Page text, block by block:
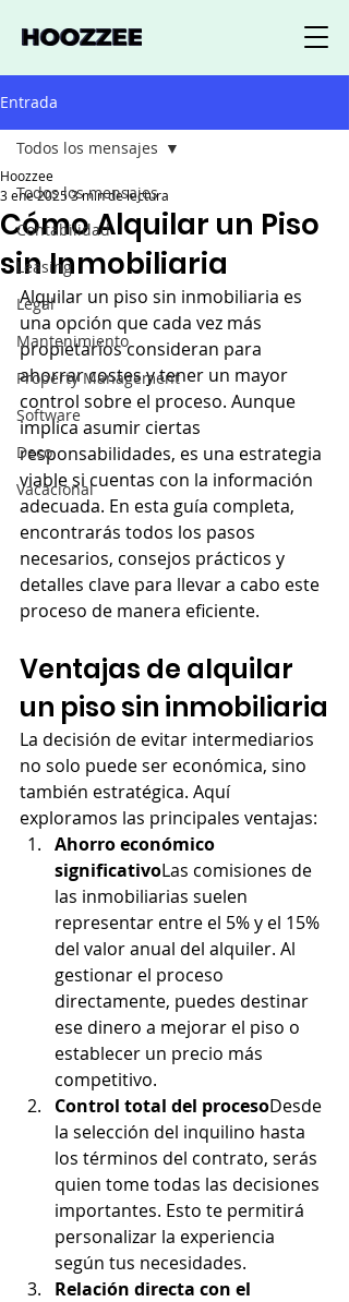
Entrada
Todos los mensajes
Contabilidad
Leasing
Legal
Mantenimiento
Property Management
Software
Deco
Vacacional
Todos los mensajes
Cómo Alquilar un Piso
sin Inmobiliaria
Hoozzee
3 ene 20253 min de lectura
Alquilar un piso sin inmobiliaria es
una opción que cada vez más
propietarios consideran para
ahorrar costes y tener un mayor
control sobre el proceso. Aunque
implica asumir ciertas
responsabilidades, es una estrategia
viable si cuentas con la información
adecuada. En esta guía completa,
encontrarás todos los pasos
necesarios, consejos prácticos y
detalles clave para llevar a cabo este
proceso de manera eficiente.
Ventajas de alquilar
un piso sin inmobiliaria
La decisión de evitar intermediarios
no solo puede ser económica, sino
también estratégica. Aquí
exploramos las principales ventajas:
Ahorro económico
significativoLas comisiones de
las inmobiliarias suelen
representar entre el 5% y el 15%
del valor anual del alquiler. Al
gestionar el proceso
directamente, puedes destinar
ese dinero a mejorar el piso o
establecer un precio más
competitivo.
Control total del procesoDesde
la selección del inquilino hasta
los términos del contrato, serás
quien tome todas las decisiones
importantes. Esto te permitirá
personalizar la experiencia
según tus necesidades.
Relación directa con el